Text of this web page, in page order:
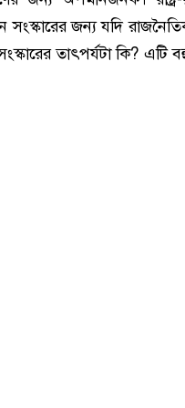
জন্য যদি
তাৎপর্যটা কি? এটি